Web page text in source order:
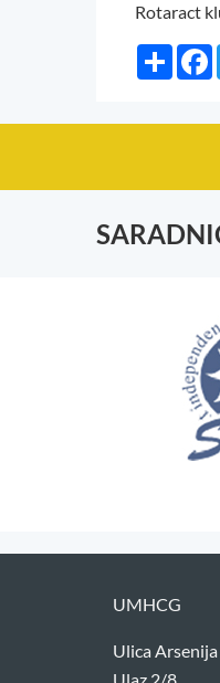
Rotaract
Share
UMHCG
Ulica